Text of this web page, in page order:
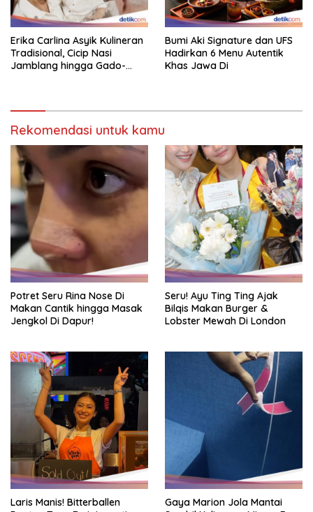
Erika Carlina Asyik Kulineran
Tradisional, Cicip Nasi
Jamblang hingga Gado-
Bumi Aki Signature dan UFS
Hadirkan 6 Menu Autentik
Khas Jawa Di
Rekomendasi untuk kamu
Potret Seru Rina Nose Di
Makan Cantik hingga Masak
Jengkol Di Dapur!
Seru! Ayu Ting Ting Ajak
Bilqis Makan Burger &
Lobster Mewah Di London
Laris Manis! Bitterballen
Gaya Marion Jola Mantai